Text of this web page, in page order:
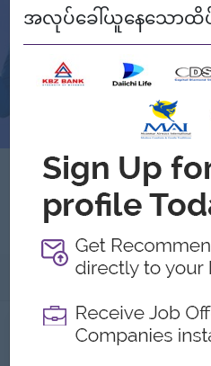
အကြော
မီဒီယာနှင့် ဓာတ်ပုံများ
အလုပ်ခေါ်ယူနေသောထိ